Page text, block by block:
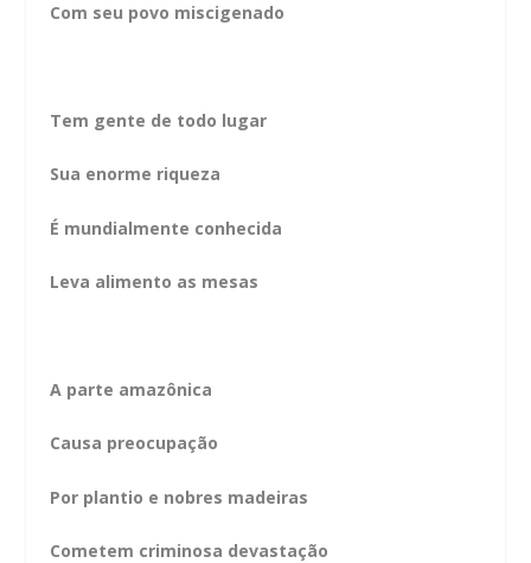
Com seu povo miscigenado
Tem gente de todo lugar
Sua enorme riqueza
É mundialmente conhecida
Leva alimento as mesas
A parte amazônica
Causa preocupação
Por plantio e nobres madeiras
Cometem criminosa devastação